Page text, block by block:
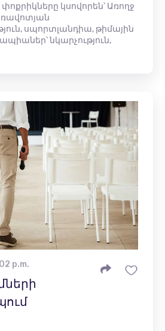
կսովորեն՝ Առողջ
սպորտլանդիա, թիմային
նկարչություն,
p.m.